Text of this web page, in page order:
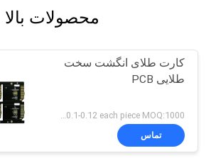
محصولات بالا
کارت طلای انگشت سخت
طلایی PCB
US 0.1-0.12 each piece MOQ:1000 قطعه
تماس